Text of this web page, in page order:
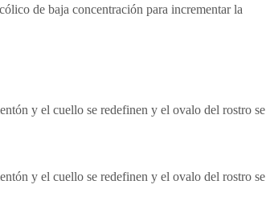
de baja concentración para incrementar la
y el cuello se redefinen y el ovalo del rostro se
y el cuello se redefinen y el ovalo del rostro se